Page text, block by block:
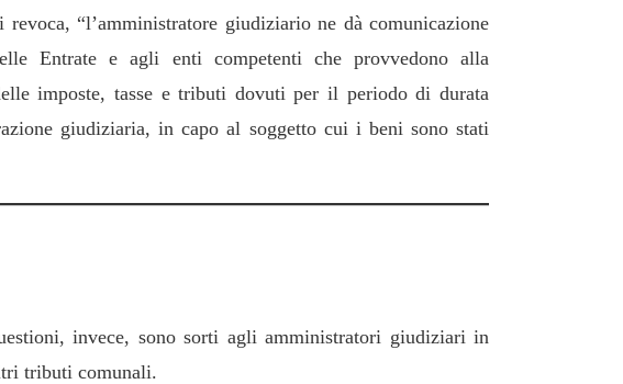
revoca, “l’amministratore giudiziario ne dà comunicazione
Entrate e agli enti competenti che provvedono alla
imposte, tasse e tributi dovuti per il periodo di durata
giudiziaria, in capo al soggetto cui i beni sono stati
invece, sono sorti agli amministratori giudiziari in
tributi comunali.